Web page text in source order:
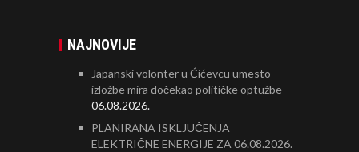
NAJNOVIJE
Japanski volonter u Ćićevcu umesto
izložbe mira dočekao političke optužbe
06.08.2026.
PLANIRANA ISKLJUČENJA
ELEKTRIČNE ENERGIJE ZA 06.08.2026.